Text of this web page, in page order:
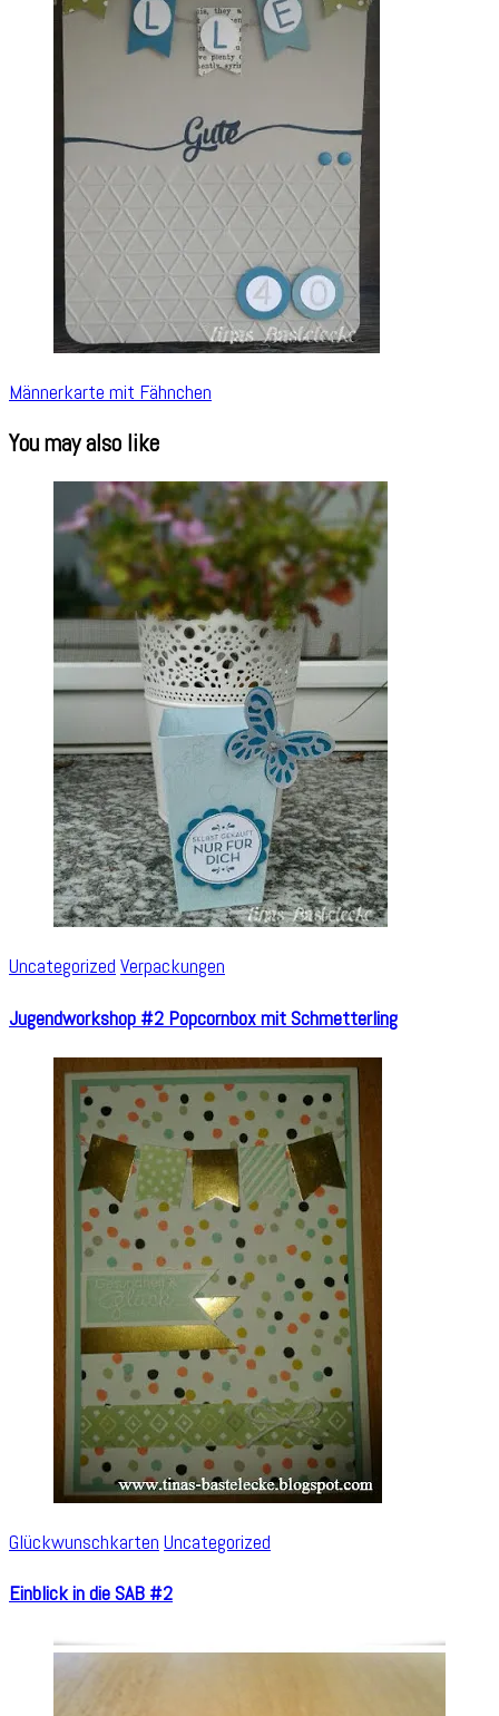
Männerkarte mit Fähnchen
You may also like
Uncategorized Verpackungen
Jugendworkshop #2 Popcornbox mit Schmetterling
Glückwunschkarten Uncategorized
Einblick in die SAB #2